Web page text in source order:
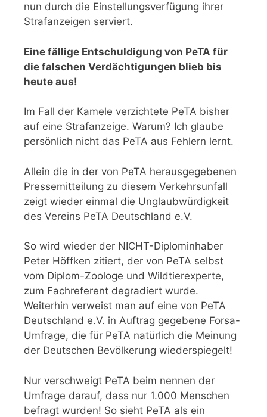
nun durch die Einstellungsverfügung ihrer
Strafanzeigen serviert.
Eine fällige Entschuldigung von PeTA für
die falschen Verdächtigungen blieb bis
heute aus!
Im Fall der Kamele verzichtete PeTA bisher
auf eine Strafanzeige. Warum? Ich glaube
persönlich nicht das PeTA aus Fehlern lernt.
Allein die in der von PeTA herausgegebenen
Pressemitteilung zu diesem Verkehrsunfall
zeigt wieder einmal die Unglaubwürdigkeit
des Vereins PeTA Deutschland e.V.
So wird wieder der NICHT-Diplominhaber
Peter Höffken zitiert, der von PeTA selbst
vom Diplom-Zoologe und Wildtierexperte,
zum Fachreferent degradiert wurde.
Weiterhin verweist man auf eine von PeTA
Deutschland e.V. in Auftrag gegebene Forsa-
Umfrage, die für PeTA natürlich die Meinung
der Deutschen Bevölkerung wiederspiegelt!
Nur verschweigt PeTA beim nennen der
Umfrage darauf, dass nur 1.000 Menschen
befragt wurden! So sieht PeTA als ein